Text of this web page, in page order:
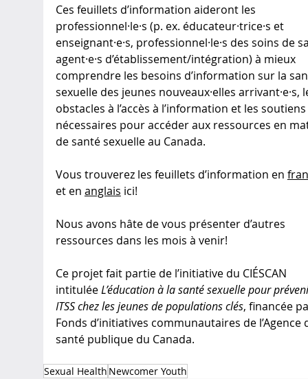
Ces feuillets d’information aideront les
professionnel·le·s (p. ex. éducateur·trice·s et
enseignant·e·s, professionnel·le·s des soins de
agent·e·s d’établissement/intégration) à mieux
comprendre les besoins d’information sur la
sexuelle des jeunes nouveaux·elles arrivant·e·s,
obstacles à l’accès à l’information et les soutiens
nécessaires pour accéder aux ressources en
de santé sexuelle au Canada.
Vous trouverez les feuillets d’information en
et en anglais ici!
Nous avons hâte de vous présenter d’autres
ressources dans les mois à venir!
Ce projet fait partie de l’initiative du CIÉSCAN
intitulée L’éducation à la santé sexuelle pour
ITSS chez les jeunes de populations clés, financée
Fonds d’initiatives communautaires de l’Agence
santé publique du Canada.
Sexual Health Newcomer Youth